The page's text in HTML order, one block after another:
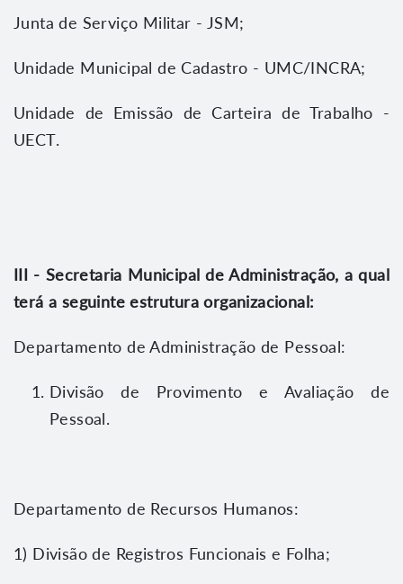
Junta de Serviço Militar - JSM;
Unidade Municipal de Cadastro - UMC/INCRA;
Unidade de Emissão de Carteira de Trabalho -
UECT.
III - Secretaria Municipal de Administração, a qual
terá a seguinte estrutura organizacional:
Departamento de Administração de Pessoal:
Divisão de Provimento e Avaliação de
Pessoal.
Departamento de Recursos Humanos:
1) Divisão de Registros Funcionais e Folha;